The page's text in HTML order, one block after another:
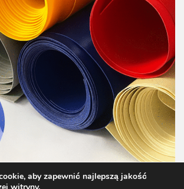
aby zapewnić najlepszą jakość